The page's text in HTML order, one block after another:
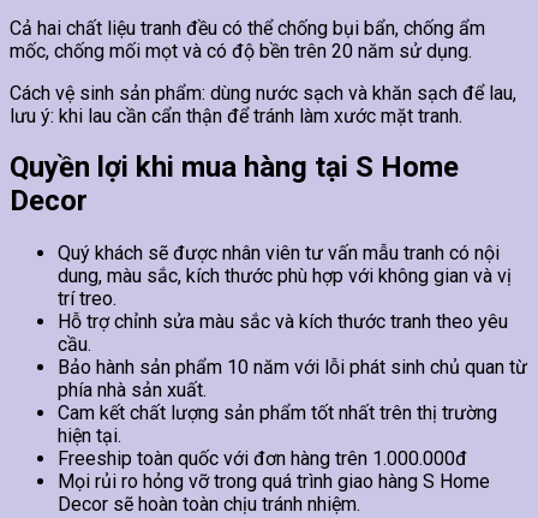
Cả hai chất liệu tranh đều có thể chống bụi bẩn, chống ẩm
mốc, chống mối mọt và có độ bền trên 20 năm sử dụng.
Cách vệ sinh sản phẩm: dùng nước sạch và khăn sạch để lau,
lưu ý: khi lau cần cẩn thận để tránh làm xước mặt tranh.
Quyền lợi khi mua hàng tại S Home
Decor
Quý khách sẽ được nhân viên tư vấn mẫu tranh có nội
dung, màu sắc, kích thước phù hợp với không gian và vị
trí treo.
Hỗ trợ chỉnh sửa màu sắc và kích thước tranh theo yêu
cầu.
Bảo hành sản phẩm 10 năm với lỗi phát sinh chủ quan từ
phía nhà sản xuất.
Cam kết chất lượng sản phẩm tốt nhất trên thị trường
hiện tại.
Freeship toàn quốc với đơn hàng trên 1.000.000đ
Mọi rủi ro hỏng vỡ trong quá trình giao hàng S Home
Decor sẽ hoàn toàn chịu tránh nhiệm.